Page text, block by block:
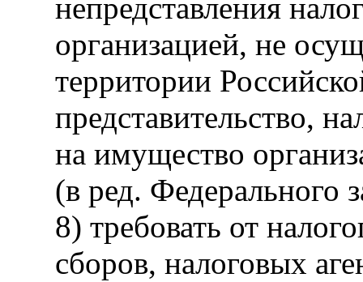
непредставления
организацией, не
территории
представительство,
на имущество
(в ред. Федерального
8) требовать от
сборов, налоговых